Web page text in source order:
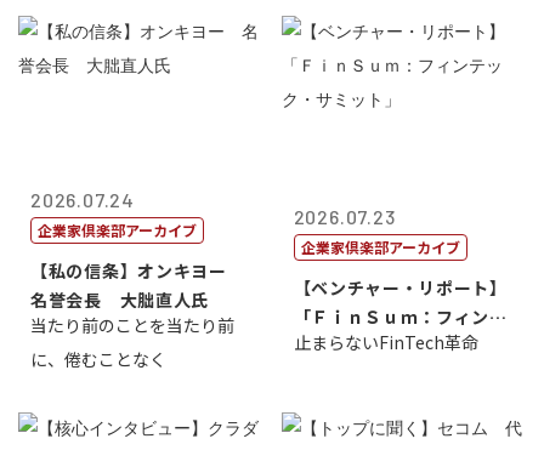
2026.07.24
企業家倶楽部アーカイブ
【私の信条】オンキヨー
名誉会長 大朏直人氏
当たり前のことを当たり前
に、倦むことなく
2026.07.23
企業家倶楽部アーカイブ
【ベンチャー・リポート】
「ＦｉｎＳｕｍ：フィンテ
ック・サミッ...
止まらないFinTech革命